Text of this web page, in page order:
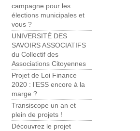
campagne pour les
élections municipales et
vous ?
UNIVERSITÉ DES
SAVOIRS ASSOCIATIFS
du Collectif des
Associations Citoyennes
Projet de Loi Finance
2020 : l’ESS encore à la
marge ?
Transiscope un an et
plein de projets !
Découvrez le projet